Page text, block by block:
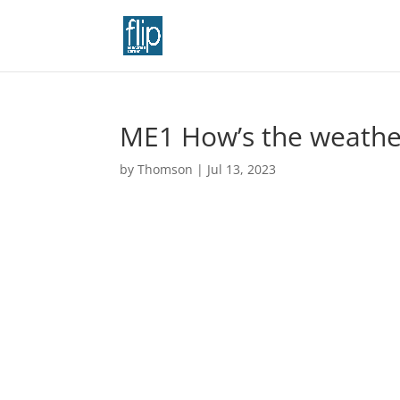
ME1 How’s the
byThomson | Jul 13, 2023